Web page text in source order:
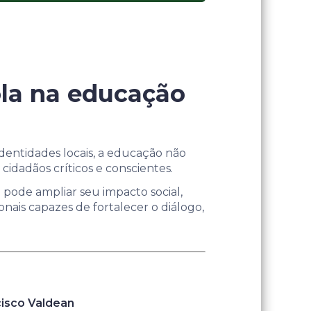
na educação
locais, a educação não
críticos e conscientes.
ampliar seu impacto social,
capazes de fortalecer o diálogo,
Valdean